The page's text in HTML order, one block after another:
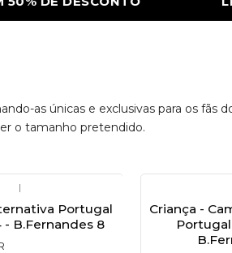
as únicas e exclusivas para os fãs
o tamanho pretendido.
|
Portugal
- B.Fernandes 8
Criança -